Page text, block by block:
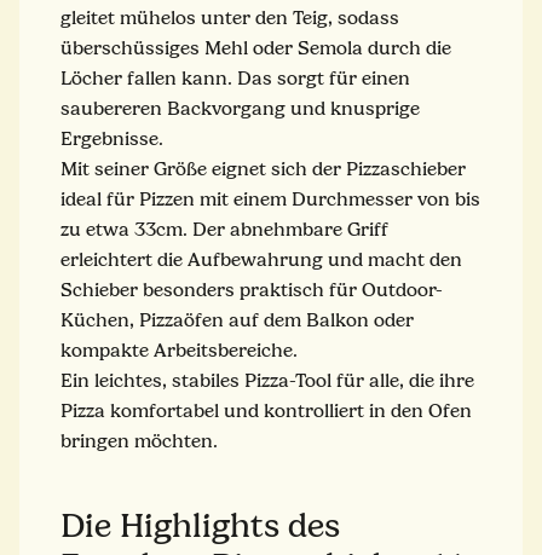
gleitet mühelos unter den Teig, sodass
überschüssiges Mehl oder Semola durch die
Löcher fallen kann. Das sorgt für einen
saubereren Backvorgang und knusprige
Ergebnisse.
Mit seiner Größe eignet sich der Pizzaschieber
ideal für Pizzen mit einem Durchmesser von bis
zu etwa 33cm. Der abnehmbare Griff
erleichtert die Aufbewahrung und macht den
Schieber besonders praktisch für Outdoor-
Küchen, Pizzaöfen auf dem Balkon oder
kompakte Arbeitsbereiche.
Ein leichtes, stabiles Pizza-Tool für alle, die ihre
Pizza komfortabel und kontrolliert in den Ofen
bringen möchten.
Die Highlights des